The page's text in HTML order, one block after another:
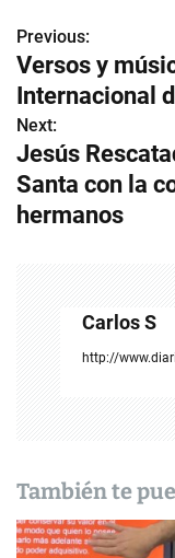
N
a
v
e
g
e
e
Previous:
Versos y
Internacional
Next:
Jesús
Santa con la
hermanos
Carlos S
http://
También te